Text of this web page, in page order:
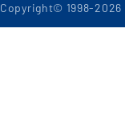
Copyright© 1998-2026